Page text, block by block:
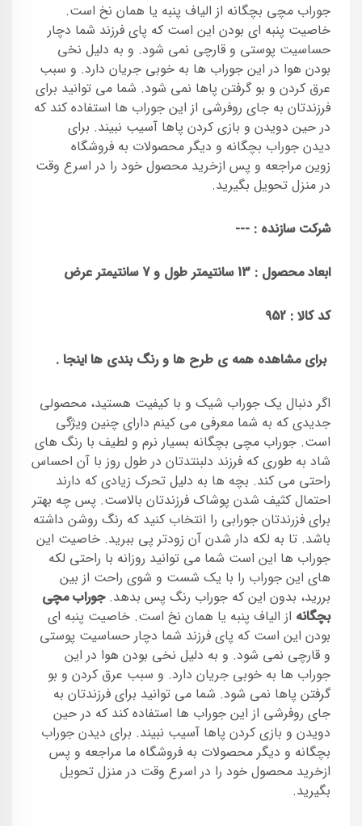
جوراب مچی بچگانه از الیاف پنبه یا همان نخ است.
خاصیت پنبه ای بودن این است که پای فرزند شما دچار
حساسیت پوستی و قارچی نمی شود. و به دلیل نخی
بودن هوا در این جوراب ها به خوبی جریان دارد. و سبب
عرق کردن و بو گرفتن پاها نمی شود. شما می توانید برای
فرزندتان به جای روفرشی از این جوراب ها استفاده کند که
در حین دویدن و بازی کردن پاها آسیب نبیند. برای
دیدن جوراب بچگانه و دیگر محصولات به فروشگاه
زوین مراجعه و پس ازخرید محصول خود را در اسرع وقت
در منزل تحویل بگیرید.
شرکت سازنده : ---
ابعاد محصول : 13 سانتیمتر طول و 7 سانتیمتر عرض
کد کالا : 952
برای مشاهده همه ی طرح ها و رنگ بندی ها اینجا .
اگر دنبال یک جوراب شیک و با کیفیت هستید، محصولی
جدیدی که به شما معرفی می کینم دارای چنین ویژگی
است. جوراب مچی بچگانه بسیار نرم و لطیف با رنگ های
شاد به طوری که فرزند دلبنتدتان در طول روز با آن احساس
راحتی می کند. بچه ها به دلیل تحرک زیادی که دارند
احتمال کثیف شدن پوشاک فرزندتان بالاست. پس چه بهتر
برای فزرندتان جورابی را انتخاب کنید که رنگ روشن داشته
باشد. تا به لکه دار شدن آن زودتر پی ببرید. خاصیت این
جوراب ها این است شما می توانید روزانه با راحتی لکه
های این جوراب را با یک شست و شوی راحت از بین
بررید، بدون این که جوراب رنگ پس بدهد.جوراب مچی
بچگانه از الیاف پنبه یا همان نخ است. خاصیت پنبه ای
بودن این است که پای فرزند شما دچار حساسیت پوستی
و قارچی نمی شود. و به دلیل نخی بودن هوا در این
جوراب ها به خوبی جریان دارد. و سبب عرق کردن و بو
گرفتن پاها نمی شود. شما می توانید برای فرزندتان به
جای روفرشی از این جوراب ها استفاده کند که در حین
دویدن و بازی کردن پاها آسیب نبیند. برای دیدن جوراب
بچگانه و دیگر محصولات به فروشگاه ما مراجعه و پس
ازخرید محصول خود را در اسرع وقت در منزل تحویل
بگیرید.